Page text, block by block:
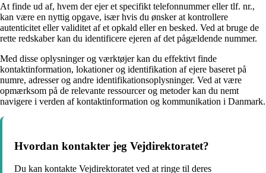
At finde ud af, hvem der ejer et specifikt telefonnummer eller tlf. nr.,
kan være en nyttig opgave, især hvis du ønsker at kontrollere
autenticitet eller validitet af et opkald eller en besked. Ved at bruge de
rette redskaber kan du identificere ejeren af det pågældende nummer.
Med disse oplysninger og værktøjer kan du effektivt finde
kontaktinformation, lokationer og identifikation af ejere baseret på
numre, adresser og andre identifikationsoplysninger. Ved at være
opmærksom på de relevante ressourcer og metoder kan du nemt
navigere i verden af kontaktinformation og kommunikation i Danmark.
Hvordan kontakter jeg Vejdirektoratet?
Du kan kontakte Vejdirektoratet ved at ringe til deres